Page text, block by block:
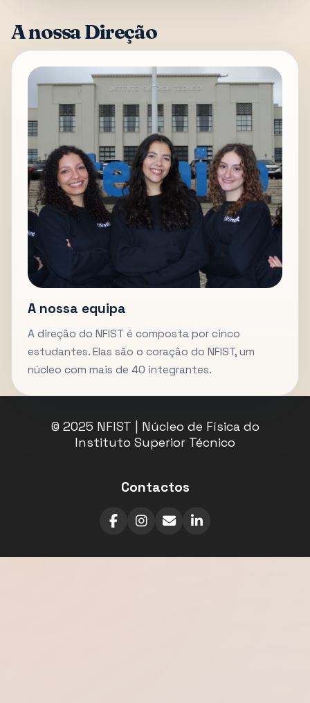
A nossa Direção
A nossa equipa
A direção do NFIST é composta por cinco
estudantes. Elas são o coração do NFIST, um
núcleo com mais de 40 integrantes.
© 2025 NFIST | Núcleo de Física do
Instituto Superior Técnico
Contactos